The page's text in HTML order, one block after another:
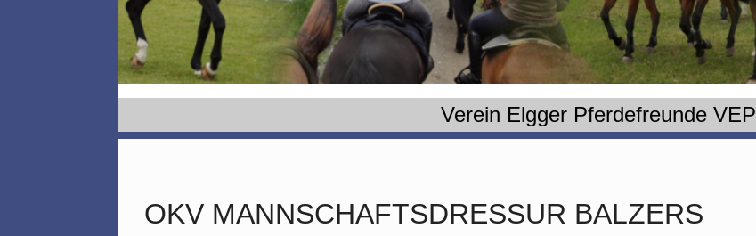
Verein Elgger Pferdefreunde VEP
OKV MANNSCHAFTSDRESSUR BALZERS